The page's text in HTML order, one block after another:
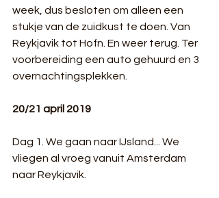
week, dus besloten om alleen een
stukje van de zuidkust te doen. Van
Reykjavik tot Hofn. En weer terug. Ter
voorbereiding een auto gehuurd en 3
overnachtingsplekken.
20/21 april 2019
Dag 1. We gaan naar IJsland... We
vliegen al vroeg vanuit Amsterdam
naar Reykjavik.